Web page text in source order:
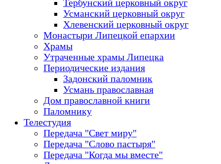
Тербунский церковный округ
Усманский церковный округ
Хлевенский церковный округ
Монастыри Липецкой епархии
Храмы
Утраченные храмы Липецка
Периодические издания
Задонский паломник
Усмань православная
Дом православной книги
Паломнику
Телестудия
Передача "Свет миру"
Передача "Слово пастыря"
Передача "Когда мы вместе"